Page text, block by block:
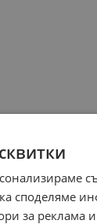
споделяме
за